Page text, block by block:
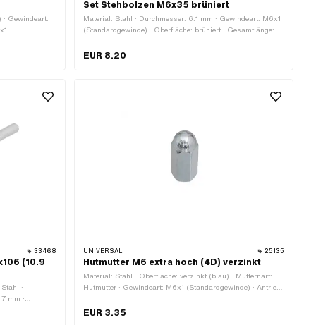
Gewindeart:
105
Set Stehbolzen M6x35 brüniert
Material: Stahl · Durchmesser: 6.1 mm · Gewindeart: M6x1
(Standardgewinde) · Oberfläche: brüniert · Gesamtlänge:
Festigkeitsklasse: 8.8
EUR 8.20
33468
(10.9
·
mm ·
UNIVERSAL 25135
Hutmutter M6 extra hoch (4D) verzinkt
Material: Stahl · Oberfläche: verzinkt (blau) · Mutternart:
Hutmutter · Gewindeart: M6x1 (Standardgewinde) · Antrieb:
Höhe: 25 mm · Gewindetiefe: 21.6 mm · Schlüsselweite: 10
EUR 3.35